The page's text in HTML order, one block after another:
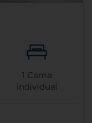
1 Cama
individual